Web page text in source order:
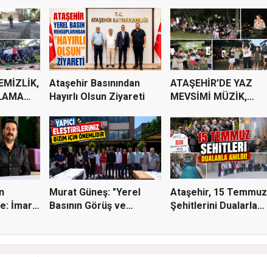
Ataşehir Basınından
Hayırlı Olsun Ziyareti
ATAŞEHİR’DE YAZ
MEVSİMİ MÜZİK,
İmar
Murat Güneş: "Yerel
Basının Görüş ve
Ataşehir, 15 Temmuz
Şehitlerini Dualarla